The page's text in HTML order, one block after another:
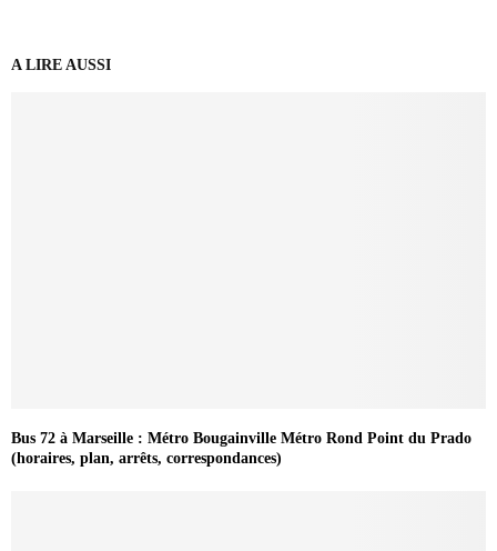
A LIRE AUSSI
Bus 72 à Marseille : Métro Bougainville Métro Rond Point du Prado
(horaires, plan, arrêts, correspondances)